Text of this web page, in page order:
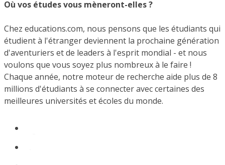
Où vos études vous mèneront-elles ?
Chez educations.com, nous pensons que les étudiants qui
étudient à l'étranger deviennent la prochaine génération
d'aventuriers et de leaders à l'esprit mondial - et nous
voulons que vous soyez plus nombreux à le faire !
Chaque année, notre moteur de recherche aide plus de 8
millions d'étudiants à se connecter avec certaines des
meilleures universités et écoles du monde.